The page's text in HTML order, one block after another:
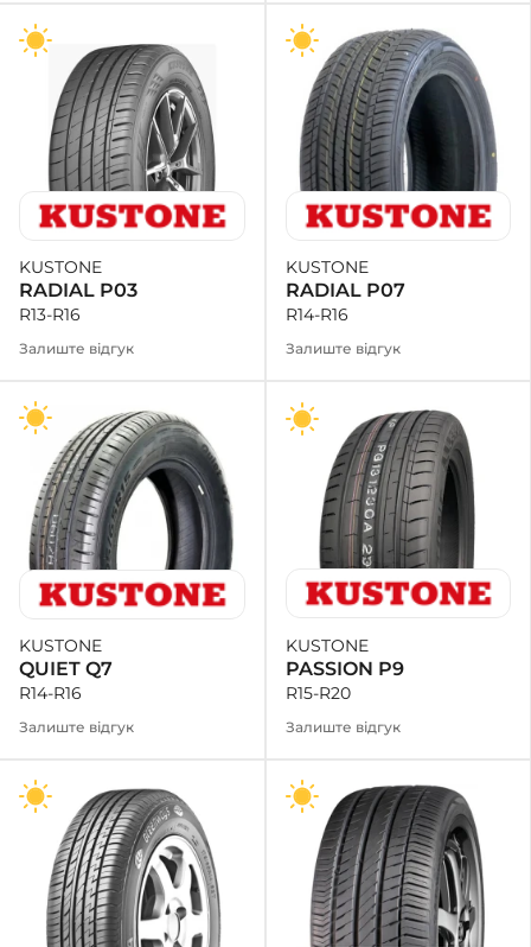
KUSTONE
RADIAL P03
R13-R16
Залиште відгук
KUSTONE
RADIAL P07
R14-R16
Залиште відгук
KUSTONE
QUIET Q7
R14-R16
Залиште відгук
KUSTONE
PASSION P9
R15-R20
Залиште відгук